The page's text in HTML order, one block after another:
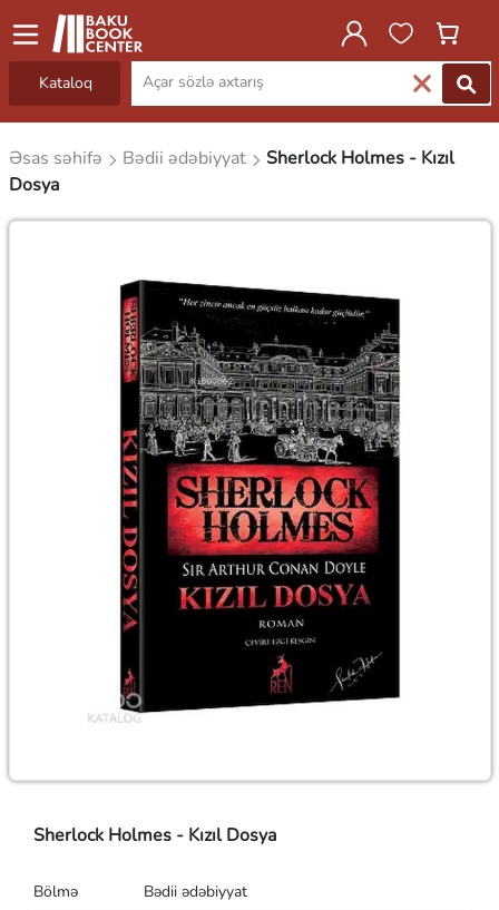
Kataloq
Əsas səhifə Bədii ədəbiyyat
Sherlock Holmes - Kızıl
Dosya
Sherlock Holmes - Kızıl Dosya
Bölmə Bədii ədəbiyyat